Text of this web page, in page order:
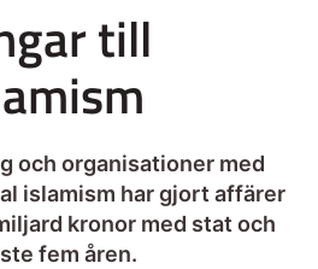
till
och organisationer med
islamism har gjort affärer
kronor med stat och
fem åren.